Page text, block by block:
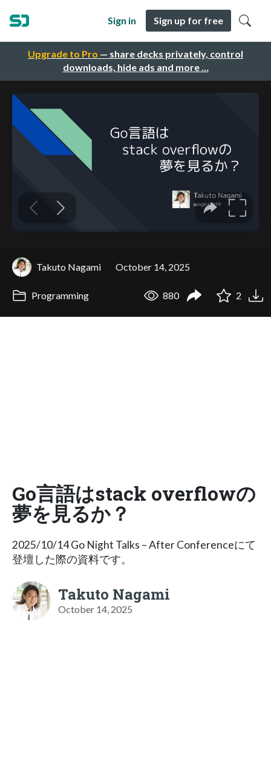
Upgrade to Pro — share decks privately, control
downloads, hide ads and more …
Sign in Sign up for free
Takuto Nagami October 14, 2025
Programming 880 2
Go言語はstack overflowの
夢を見るか？
2025/10/14 Go Night Talks – After Conferenceにて
登壇した際の資料です。
Takuto Nagami
October 14, 2025